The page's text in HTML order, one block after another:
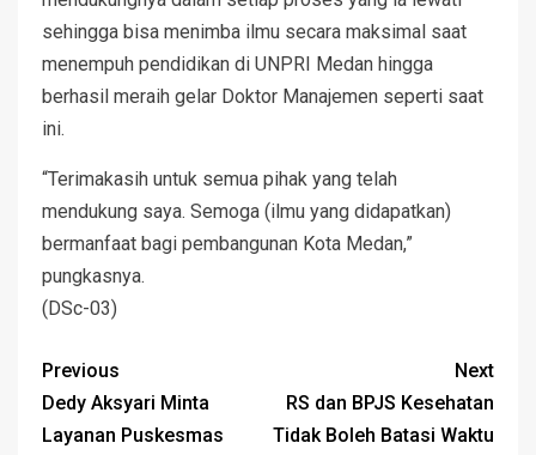
sehingga bisa menimba ilmu secara maksimal saat
menempuh pendidikan di UNPRI Medan hingga
berhasil meraih gelar Doktor Manajemen seperti saat
ini.
“Terimakasih untuk semua pihak yang telah
mendukung saya. Semoga (ilmu yang didapatkan)
bermanfaat bagi pembangunan Kota Medan,”
pungkasnya.
(DSc-03)
Previous
Dedy Aksyari Minta
Layanan Puskesmas
Next
RS dan BPJS Kesehatan
Tidak Boleh Batasi Waktu